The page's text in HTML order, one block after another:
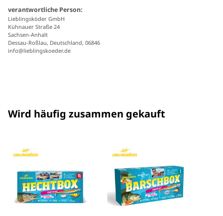
verantwortliche Person:
Lieblingsköder GmbH
Kühnauer Straße 24
Sachsen-Anhalt
Dessau-Roßlau, Deutschland, 06846
info@lieblingskoeder.de
Wird häufig zusammen gekauft